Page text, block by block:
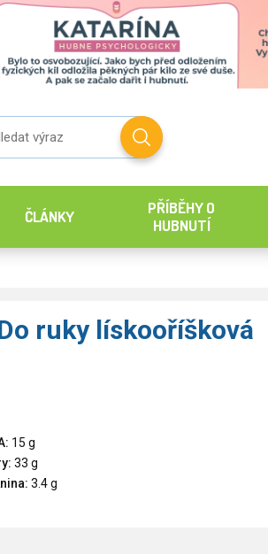
ČLÁNKY
PŘÍBĚHY O
HUBNUTÍ
ruky lískooříšková
15 g
33 g
3.4 g